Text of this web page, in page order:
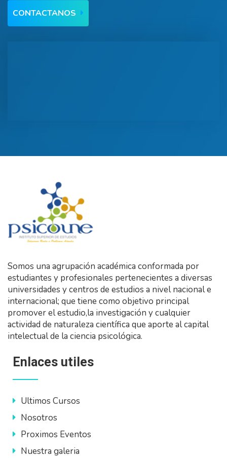
CONTACTANOS
Somos una agrupación académica conformada por
estudiantes y profesionales pertenecientes a diversas
universidades y centros de estudios a nivel nacional e
internacional; que tiene como objetivo principal
promover el estudio,la investigación y cualquier
actividad de naturaleza científica que aporte al capital
intelectual de la ciencia psicológica.
Enlaces utiles
Ultimos Cursos
Nosotros
Proximos Eventos
Nuestra galeria